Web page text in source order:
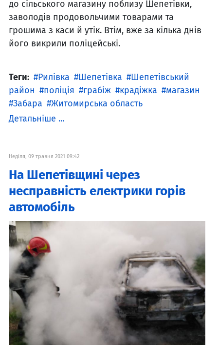
до сільського магазину поблизу Шепетівки,
заволодів продовольчими товарами та
грошима з каси й утік. Втім, вже за кілька днів
його викрили поліцейські.
Теги: Рилівка Шепетівка
Шепетівський
район
поліція грабіж крадіжка
магазин
Забара
Житомирська область
Детальніше ...
Неділя, 09 травня 2021 09:42
На Шепетівщині через
несправність електрики горів
автомобіль